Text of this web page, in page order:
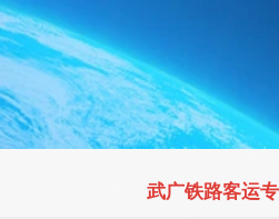
武广铁路客运